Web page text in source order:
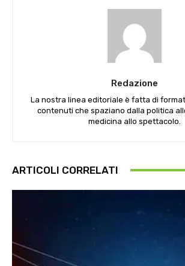
Redazione
La nostra linea editoriale è fatta di
contenuti che spaziano dalla politica
medicina allo spettacolo.
ARTICOLI CORRELATI